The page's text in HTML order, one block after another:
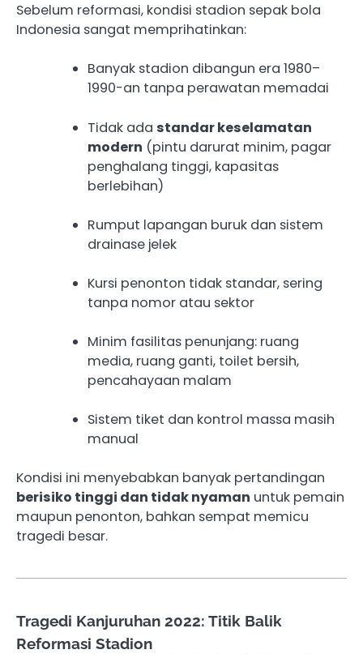
Sebelum reformasi, kondisi stadion sepak bola
Indonesia sangat memprihatinkan:
Banyak stadion dibangun era 1980–
1990-an tanpa perawatan memadai
Tidak ada standar keselamatan
modern (pintu darurat minim, pagar
penghalang tinggi, kapasitas
berlebihan)
Rumput lapangan buruk dan sistem
drainase jelek
Kursi penonton tidak standar, sering
tanpa nomor atau sektor
Minim fasilitas penunjang: ruang
media, ruang ganti, toilet bersih,
pencahayaan malam
Sistem tiket dan kontrol massa masih
manual
Kondisi ini menyebabkan banyak pertandingan
berisiko tinggi dan tidak nyaman untuk pemain
maupun penonton, bahkan sempat memicu
tragedi besar.
Tragedi Kanjuruhan 2022: Titik Balik
Reformasi Stadion